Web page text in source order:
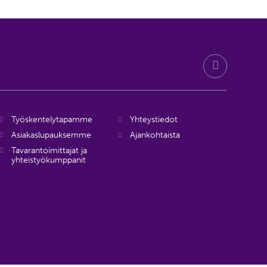
Työskentelytapamme
Asiakaslupauksemme
Tavarantoimittajat ja
yhteistyökumppanit
Yhteystiedot
Ajankohtaista